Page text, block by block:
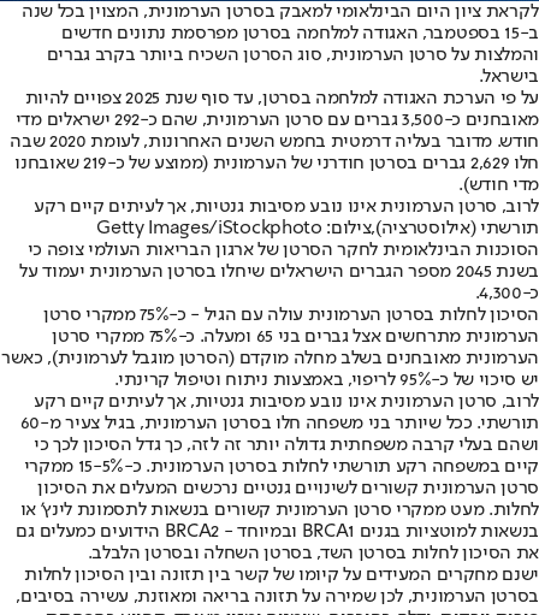
לקראת ציון היום הבינלאומי למאבק בסרטן הערמונית, המצוין בכל שנה
ב-15 בספטמבר, האגודה למלחמה בסרטן מפרסמת נתונים חדשים
והמלצות על סרטן הערמונית, סוג הסרטן השכיח ביותר בקרב גברים
בישראל.
על פי הערכת האגודה למלחמה בסרטן, עד סוף שנת 2025 צפויים להיות
מאובחנים כ-3,500 גברים עם סרטן הערמונית, שהם כ-292 ישראלים מדי
חודש. מדובר בעליה דרמטית בחמש השנים האחרונות, לעומת 2020 שבה
חלו 2,629 גברים בסרטן חודרני של הערמונית (ממוצע של כ-219 שאובחנו
מדי חודש).
לרוב, סרטן הערמונית אינו נובע מסיבות גנטיות, אך לעיתים קיים רקע
תורשתי (אילוסטרציה),צילום: Getty Images/iStockphoto
הסוכנות הבינלאומית לחקר הסרטן של ארגון הבריאות העולמי צופה כי
בשנת 2045 מספר הגברים הישראלים שיחלו בסרטן הערמונית יעמוד על
כ-4,300.
הסיכון לחלות בסרטן הערמונית עולה עם הגיל - כ-75% ממקרי סרטן
הערמונית מתרחשים אצל גברים בני 65 ומעלה. כ-75% ממקרי סרטן
הערמונית מאובחנים בשלב מחלה מוקדם (הסרטן מוגבל לערמונית), כאשר
יש סיכוי של כ-95% לריפוי, באמצעות ניתוח וטיפול קרינתי.
לרוב, סרטן הערמונית אינו נובע מסיבות גנטיות, אך לעיתים קיים רקע
תורשתי. ככל שיותר בני משפחה חלו בסרטן הערמונית, בגיל צעיר מ-60
ושהם בעלי קרבה משפחתית גדולה יותר זה לזה, כך גדל הסיכון לכך כי
קיים במשפחה רקע תורשתי לחלות בסרטן הערמונית. כ-15-5% ממקרי
סרטן הערמונית קשורים לשינויים גנטיים נרכשים המעלים את הסיכון
לחלות. מעט ממקרי סרטן הערמונית קשורים בנשאות לתסמונת לינץ' או
בנשאות למוטציות בגנים BRCA1 ובמיוחד - BRCA2 הידועים כמעלים גם
את הסיכון לחלות בסרטן השד, בסרטן השחלה ובסרטן הלבלב.
ישנם מחקרים המעידים על קיומו של קשר בין תזונה ובין הסיכון לחלות
בסרטן הערמונית, לכן שמירה על תזונה בריאה ומאוזנת, עשירה בסיבים,